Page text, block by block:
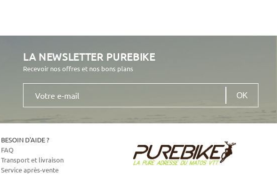
LA NEWSLETTER PUREBIKE
Recevoir nos offres et nos bons plans
Votre
mail
BESOIN D'AIDE ?
FAQ
Transport et livraison
Service après-vente